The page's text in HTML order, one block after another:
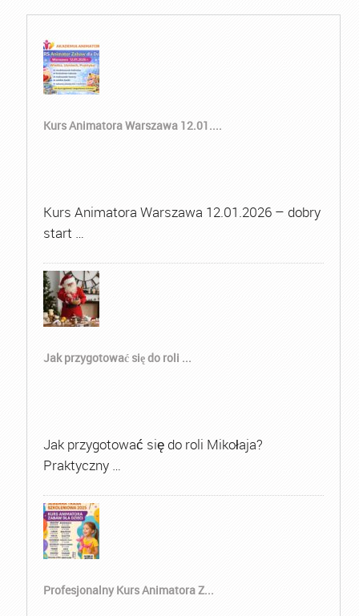
Kurs Animatora Warszawa 12.01....
Kurs Animatora Warszawa 12.01.2026 – dobry
start …
Jak przygotować się do roli ...
Jak przygotować się do roli Mikołaja?
Praktyczny …
Profesjonalny Kurs Animatora Z...